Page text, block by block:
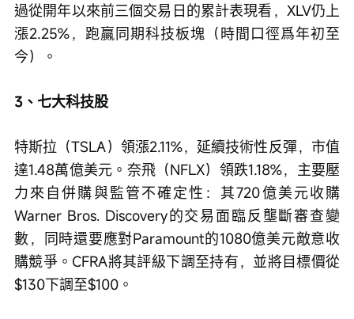
過從開年以來前三個交易日的累計表現看，XLV仍上
漲2.25%，跑贏同期科技板塊（時間口徑爲年初至
今）。
3、七大科技股
特斯拉（TSLA）領漲2.11%，延續技術性反彈，市值
達1.48萬億美元。奈飛（NFLX）領跌1.18%，主要壓
力來自併購與監管不確定性：其720億美元收購
Warner Bros. Discovery的交易面臨反壟斷審查變
數，同時還要應對Paramount的1080億美元敵意收
購競爭。CFRA將其評級下調至持有，並將目標價從
$130下調至$100。